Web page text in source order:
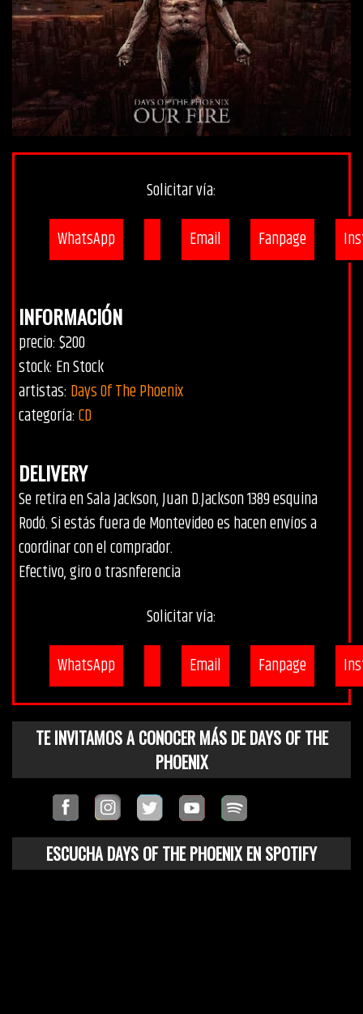
Solicitar vía:
WhatsApp
Email Fanpage
INFORMACIÓN
precio: $200
stock: En Stock
artistas: Days Of The Phoenix
categoría:CD
DELIVERY
Se retira en Sala Jackson, Juan D.Jackson 1389 esquina
Rodó. Si estás fuera de Montevideo es hacen envíos a
coordinar con el comprador.
Efectivo, giro o trasnferencia
Solicitar vía:
WhatsApp
Email Fanpage
TE INVITAMOS A CONOCER MÁS DE DAYS OF THE
PHOENIX
ESCUCHA DAYS OF THE PHOENIX EN SPOTIFY